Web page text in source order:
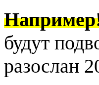
будут
разослан